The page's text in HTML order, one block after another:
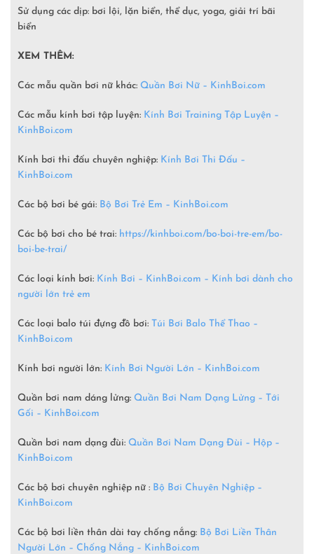
Sử dụng các dịp: bơi lội, lặn biển, thể dục, yoga, giải trí bãi
biển
XEM THÊM:
Các mẫu quần bơi nữ khác: Quần Bơi Nữ – KinhBoi.com
Các mẫu kính bơi tập luyện: Kính Bơi Training Tập Luyện –
KinhBoi.com
Kính bơi thi đấu chuyên nghiệp: Kính Bơi Thi Đấu –
KinhBoi.com
Các bộ bơi bé gái: Bộ Bơi Trẻ Em – KinhBoi.com
Các bộ bơi cho bé trai: https://kinhboi.com/bo-boi-tre-em/bo-
boi-be-trai/
Các loại kính bơi: Kính Bơi – KinhBoi.com – Kính bơi dành cho
người lớn trẻ em
Các loại balo túi đựng đồ bơi: Túi Bơi Balo Thể Thao –
KinhBoi.com
Kính bơi người lớn: Kính Bơi Người Lớn – KinhBoi.com
Quần bơi nam dáng lửng: Quần Bơi Nam Dạng Lửng – Tới
Gối – KinhBoi.com
Quần bơi nam dạng đùi: Quần Bơi Nam Dạng Đùi – Hộp –
KinhBoi.com
Các bộ bơi chuyên nghiệp nữ : Bộ Bơi Chuyên Nghiệp –
KinhBoi.com
Các bộ bơi liền thân dài tay chống nắng: Bộ Bơi Liền Thân
Người Lớn – Chống Nắng – KinhBoi.com